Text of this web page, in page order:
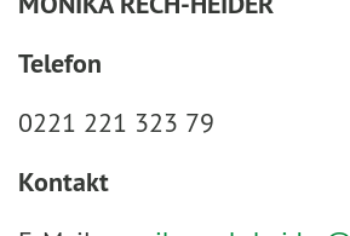
Telefon
0221 221 323 79
Kontakt